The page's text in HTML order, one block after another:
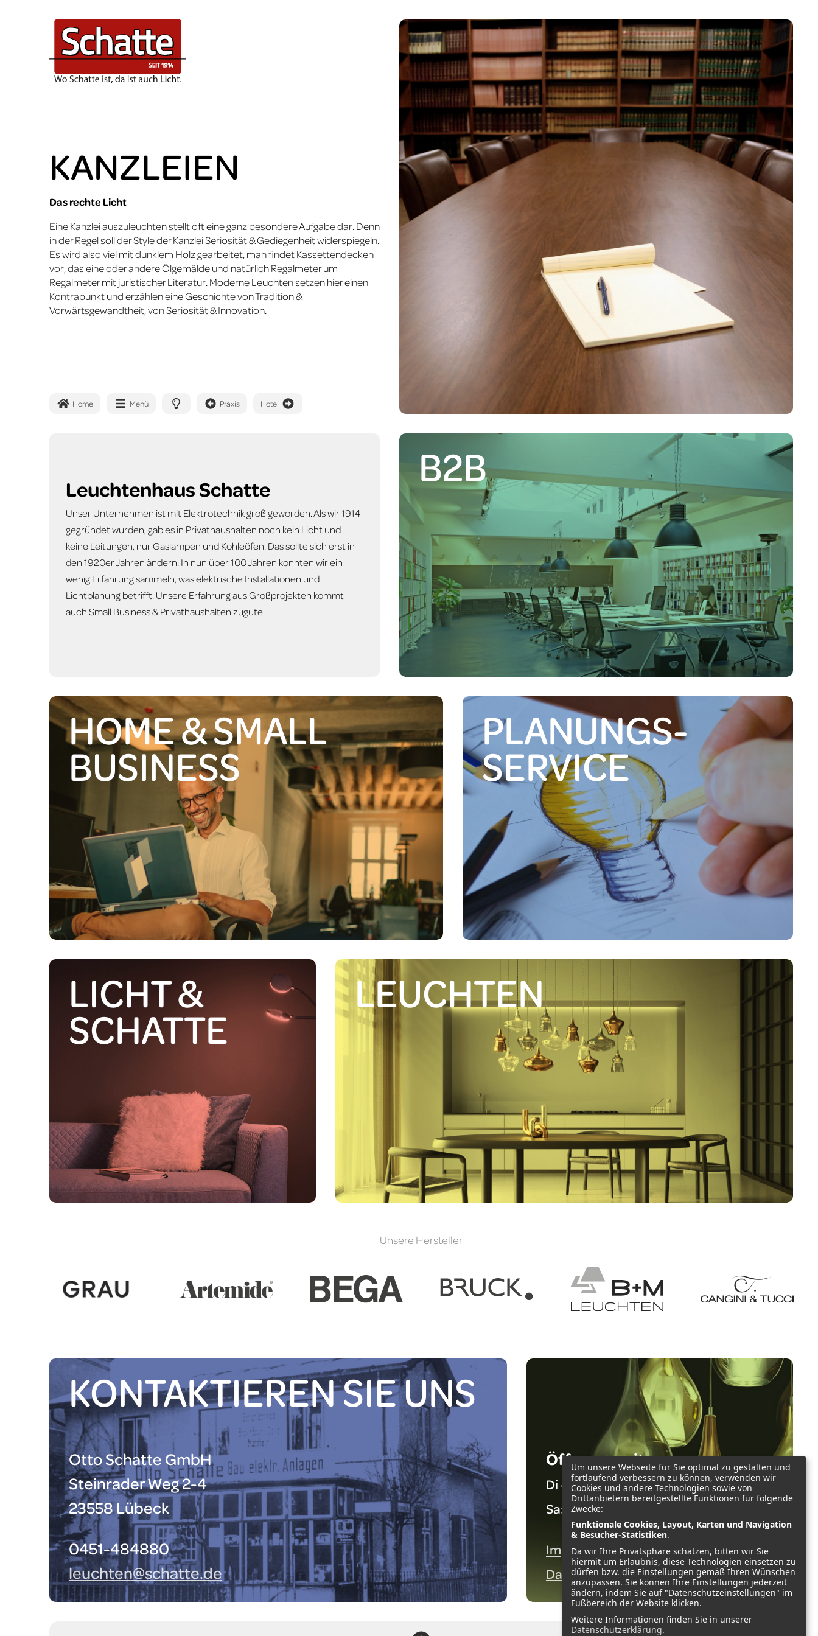
KANZLEIEN
Das rechte Licht
Eine Kanzlei auszuleuchten stellt oft eine ganz besondere Aufgabe dar. Denn
in der Regel soll der Style der Kanzlei Seriosität & Gediegenheit widerspiegeln.
Es wird also viel mit dunklem Holz gearbeitet, man findet Kassettendecken
vor, das eine oder andere Ölgemälde und natürlich Regalmeter um
Regalmeter mit juristischer Literatur. Moderne Leuchten setzen hier einen
Kontrapunkt und erzählen eine Geschichte von Tradition &
Vorwärtsgewandtheit, von Seriosität & Innovation.
Home Menü Praxis Hotel
Leuchtenhaus Schatte
Unser Unternehmen ist mit Elektrotechnik groß geworden. Als wir 1914
gegründet wurden, gab es in Privathaushalten noch kein Licht und
keine Leitungen, nur Gaslampen und Kohleöfen. Das sollte sich erst in
den 1920er Jahren ändern. In nun über 100 Jahren konnten wir ein
wenig Erfahrung sammeln, was elektrische Installationen und
Lichtplanung betrifft. Unsere Erfahrung aus Großprojekten kommt
auch Small Business & Privathaushalten zugute.
B2B
Schulen Büro/Arbeitsplatz
Konferenz
Mensa/Büroküche
Praxis Kanzlei Hotel
HOME & SMALL
BUSINESS
Small Business Bad Wohnen
Küche
Garten
PLANUNGS­
SERVICE
Zeichnungsplanung
3D-Visualisierung
Lichtberechnung
LICHT &
SCHATTE
Über uns Team Kontakt
LEUCHTEN
Deckenleuchten Stehleuchten
Pendelleuchten
Tischleuchten
Wandleuchten Gartenleuchten
Unsere Hersteller
KONTAKTIEREN SIE UNS
Otto Schatte GmbH
Steinrader Weg 2-4
23558 Lübeck
0451-484880
leuchten@schatte.de
Öffnungszeiten:
Di - Fr: 12:00 - 18:00 Uhr
Sa: 10:00 - 14:00 Uhr
Impressum
Datenschutzerklärung
Um unsere Webseite für Sie optimal zu gestalten und
fortlaufend verbessern zu können, verwenden wir
Cookies und andere Technologien sowie von
Drittanbietern bereitgestellte Funktionen für folgende
Zwecke:
Funktionale Cookies, Layout, Karten und Navigation
& Besucher-Statistiken.
Da wir Ihre Privatsphäre schätzen, bitten wir Sie
hiermit um Erlaubnis, diese Technologien einsetzen zu
dürfen bzw. die Einstellungen gemäß Ihren Wünschen
anzupassen. Sie können Ihre Einstellungen jederzeit
ändern, indem Sie auf "Datenschutzeinstellungen" im
Fußbereich der Website klicken.
Weitere Informationen finden Sie in unserer
Datenschutzerklärung.
Small Business
Zeichnungsplanung
3D-Visualisierung
Nachricht gesendet
Deckenleuchten
Stehleuchten
Wandleuchten
Gartenleuchten